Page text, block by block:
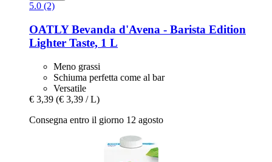
5.0 (2)
OATLYBevanda d'Avena -​ Barista Edition
Lighter Taste, 1 L
Meno grassi
Schiuma perfetta come al bar
Versatile
€ 3,39 (€ 3,39 / L)
Consegna entro il giorno 12 agosto